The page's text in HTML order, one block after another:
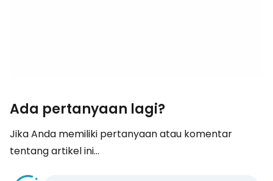
Ada pertanyaan lagi?
Jika Anda memiliki pertanyaan atau komentar
tentang artikel ini...